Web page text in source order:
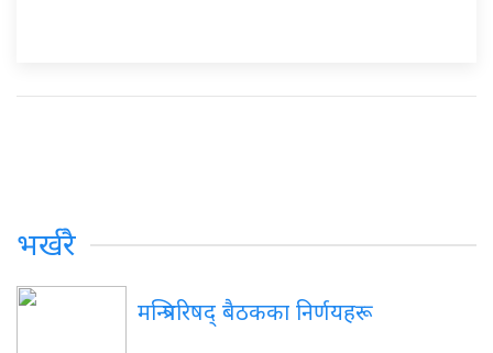
भर्खरै
मन्त्रिपरिषद् बैठकका निर्णयहरू